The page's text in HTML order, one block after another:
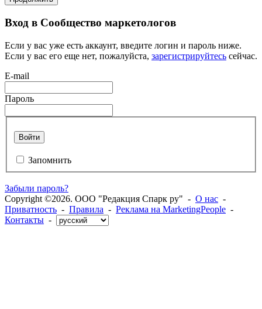
Вход в Сообщество маркетологов
Если у вас уже есть аккаунт, введите логин и пароль ниже.
Если у вас его еще нет, пожалуйста, зарегистрируйтесь сейчас.
E-mail
Пароль
Войти
Запомнить
Забыли пароль?
Copyright ©2026. ООО "Редакция Спарк ру" - О нас -
Приватность - Правила - Реклама на MarketingPeople -
Контакты -